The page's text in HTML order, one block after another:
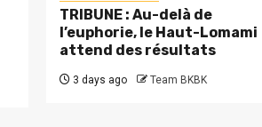
TRIBUNE : Au-delà de
l’euphorie, le Haut-Lomami
attend des résultats
3 days ago Team BKBK